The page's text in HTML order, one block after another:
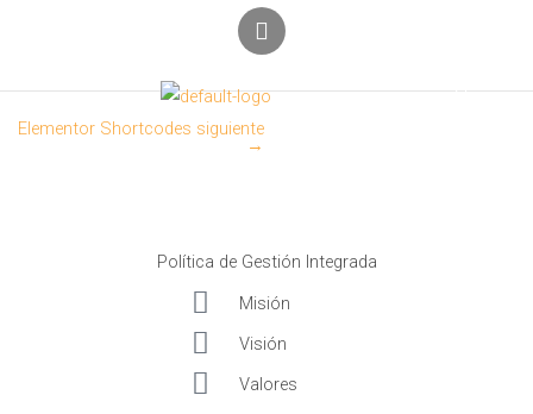
L
i
k
e
d
Menú
Elementor Shortcodes siguiente
→
Política de Gestión Integrada
Misión
Visión
Valores